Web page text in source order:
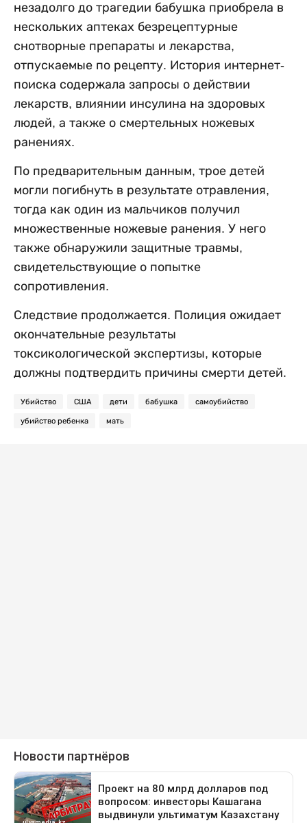
незадолго до трагедии бабушка приобрела в
нескольких аптеках безрецептурные
снотворные препараты и лекарства,
отпускаемые по рецепту. История интернет-
поиска содержала запросы о действии
лекарств, влиянии инсулина на здоровых
людей, а также о смертельных ножевых
ранениях.
По предварительным данным, трое детей
могли погибнуть в результате отравления,
тогда как один из мальчиков получил
множественные ножевые ранения. У него
также обнаружили защитные травмы,
свидетельствующие о попытке
сопротивления.
Следствие продолжается. Полиция ожидает
окончательные результаты
токсикологической экспертизы, которые
должны подтвердить причины смерти детей.
Убийство США дети бабушка самоубийство
убийство ребенка мать